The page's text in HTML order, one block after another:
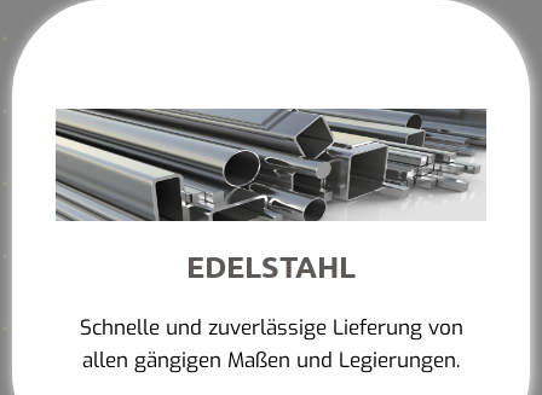
EDELSTAHL
Schnelle und zuverlässige Lieferung von
allen gängigen Maßen und Legierungen.